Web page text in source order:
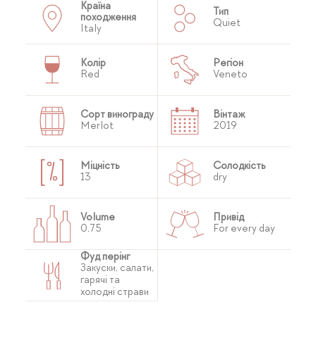
Країна
походження
Italy
Тип
Quiet
Колір
Red
Регіон
Veneto
Сорт винограду
Merlot
Вінтаж
2019
Міцність
13
Солодкість
dry
Volume
0,75
Привід
For every day
Фуд перінг
Закуски, салати,
гарячі та
холодні страви